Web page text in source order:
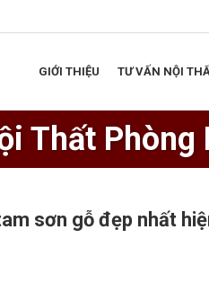
GIỚI THIỆU TƯ VẤN NỘI
Thất Phòng
sơn gỗ đẹp nhất